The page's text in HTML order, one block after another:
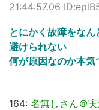
21:44:57.06
とにかく故障をな
避けられない
何が原因なのか本気
164: 名無しさん＠